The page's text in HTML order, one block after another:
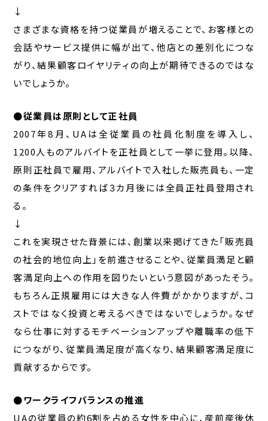
↓
さまざまな資格を持つ従業員が増えることで、お客様との
会話やサービス提供に幅が出て、他店との差別化につな
がり、結果顧客ロイヤリティの向上が期待できるのではな
いでしょうか。
●従業員は原則として正社員
2007年8月、UAは全従業員の社員化制度を導入し、
1200人ものアルバイトを正社員として一挙に登用。以降、
原則正社員で雇用、アルバイトで入社した販売員も、一定
の条件をクリアすれば３カ月後には全員正社員登用され
る。
↓
これを実現させた背景には、創業以来掲げてきた「販売員
の社会的地位向上」を前進させることや、従業員満足と顧
客満足向上への作用を図りたいという意図があったそう。
もちろん正規雇用には大きな人件費がかかりますが、コ
ストではなく投資と考えるべきではないでしょうか。なぜ
なら仕事に対するモチベーションアップや離職率の低下
につながり、従業員満足度が高くなり、結果顧客満足度に
貢献するからです。
●ワークライフバランスの推進
UAの従業員の約6割を占める女性を中心に、産前産後休